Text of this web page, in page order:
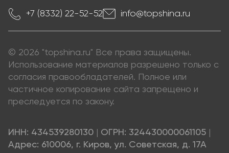
+7 (8332) 22-52-52 info@topshina.ru
© 2026 "topshina.ru" Все права защищены.
Использование материалов разрешено только с
согласия правообладателей. Полное или
частичное копирование сайта запрещено и
преследуется по закону.
ИНН: 434539280130 ОГРН: 324430000061105
Адрес: 610006, г. Киров, ул. Советская, д. 17А